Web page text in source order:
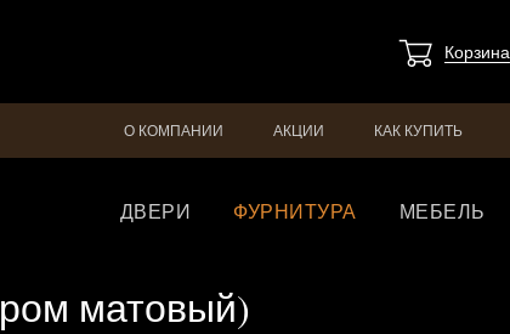
Корзина
О КОМПАНИИ АКЦИИ КАК КУПИТЬ
ДВЕРИ ФУРНИТУРА МЕБЕЛЬ
матовый)